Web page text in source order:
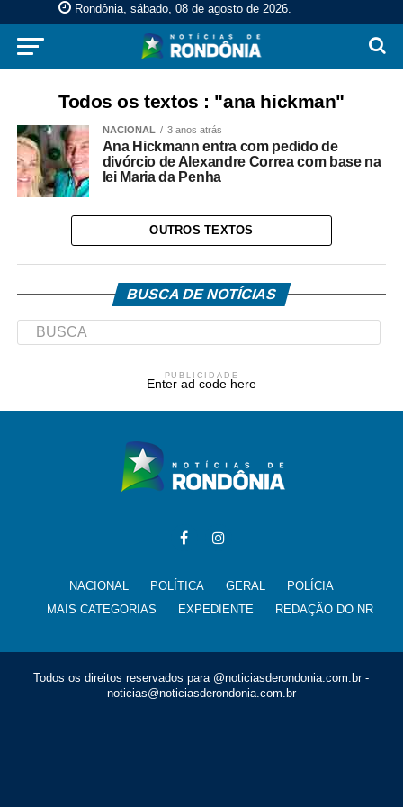
Rondônia, sábado, 08 de agosto de 2026.
Todos os textos : "ana hickman"
NACIONAL 3 anos atrás
Ana Hickmann entra com pedido de
divórcio de Alexandre Correa com base na
lei Maria da Penha
OUTROS TEXTOS
BUSCA DE NOTÍCIAS
PUBLICIDADE
Enter ad code here
NACIONAL POLÍTICA GERAL
POLÍCIA
MAIS CATEGORIAS
EXPEDIENTE REDAÇÃO DO NR
Todos os direitos reservados para @noticiasderondonia.com.br -
noticias@noticiasderondonia.com.br